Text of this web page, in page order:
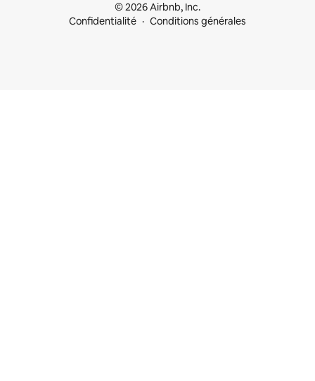
© 2026 Airbnb, Inc.
Confidentialité
Conditions générales